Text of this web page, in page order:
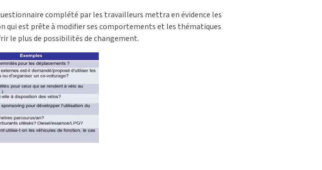
complété par les travailleurs mettra en évidence les
est prête à modifier ses comportements et les thématiques
le plus de possibilités de changement.